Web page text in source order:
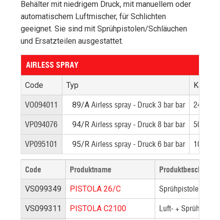
Behälter mit niedrigem Druck, mit manuellem oder
automatischem Luftmischer, für Schlichten
geeignet. Sie sind mit Sprühpistolen/Schläuchen
und Ersatzteilen ausgestattet.
AIRLESS SPRAY
Code Typ
VO094011 89/A Airless spray - Druck 3 bar bar
24
VP094076
94/R Airless spray - Druck 8 bar bar
50
VP095101
95/R Airless spray - Druck 6 bar bar 100
Code Produktname
VS099349 PISTOLA 26/C Sprühpistole für
VS099311 PISTOLA C2100 Luft- +